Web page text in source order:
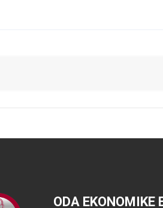
ODA EKONOMIKE